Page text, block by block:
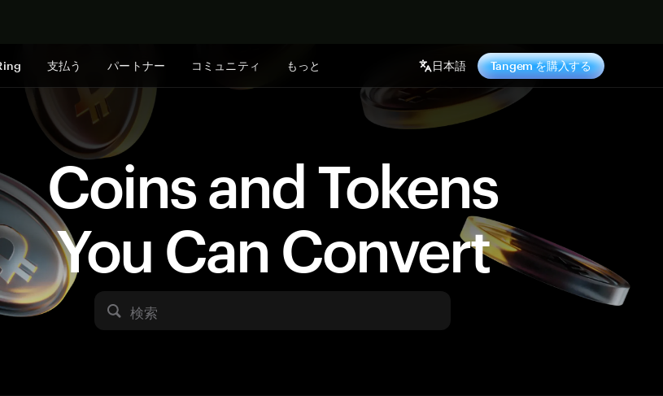
支払う パートナー コミュニティ もっと 日本語 Tangem を購入する
Coins and Tokens
You Can Convert
検索